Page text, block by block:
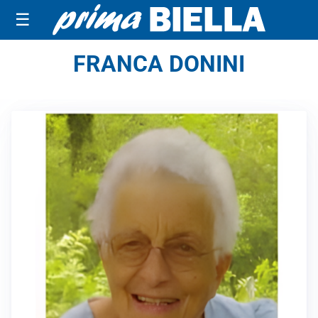
☰
FRANCA DONINI